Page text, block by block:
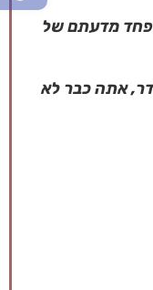
פחד מדעתם של
אתה כבר לא